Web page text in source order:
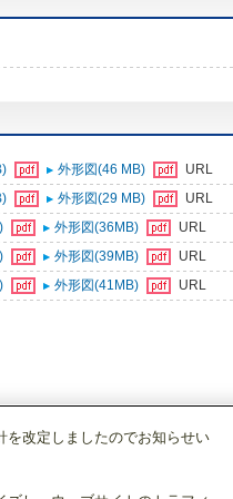
外形図(46 MB)
URL
外形図(29 MB)
URL
外形図(36MB)
URL
外形図(39MB)
URL
外形図(41MB) URL
を改定しましたのでお知らせい